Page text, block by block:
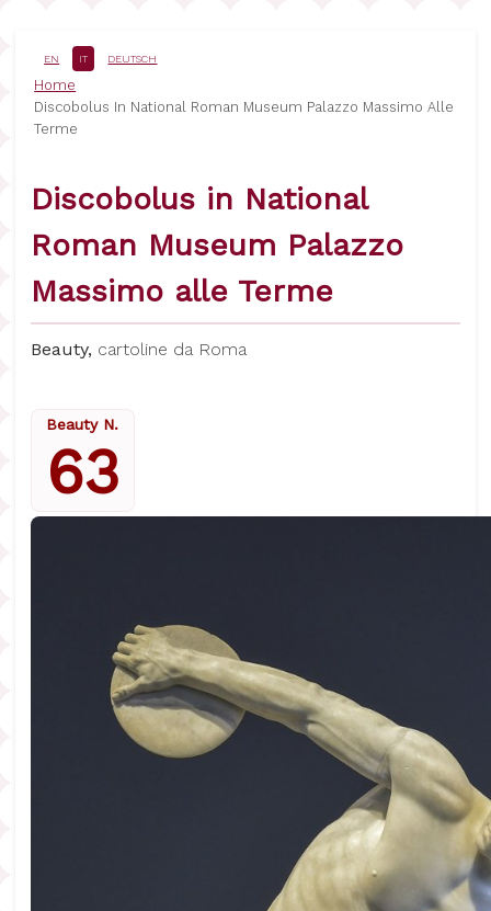
contenuto
principale
EN IT DEUTSCH
Briciole
di
Home
Discobolus In National Roman Museum Palazzo Massimo Alle
Terme
Discobolus in National
Roman Museum Palazzo
Massimo alle Terme
Beauty, cartoline da Roma
Beauty N.
63